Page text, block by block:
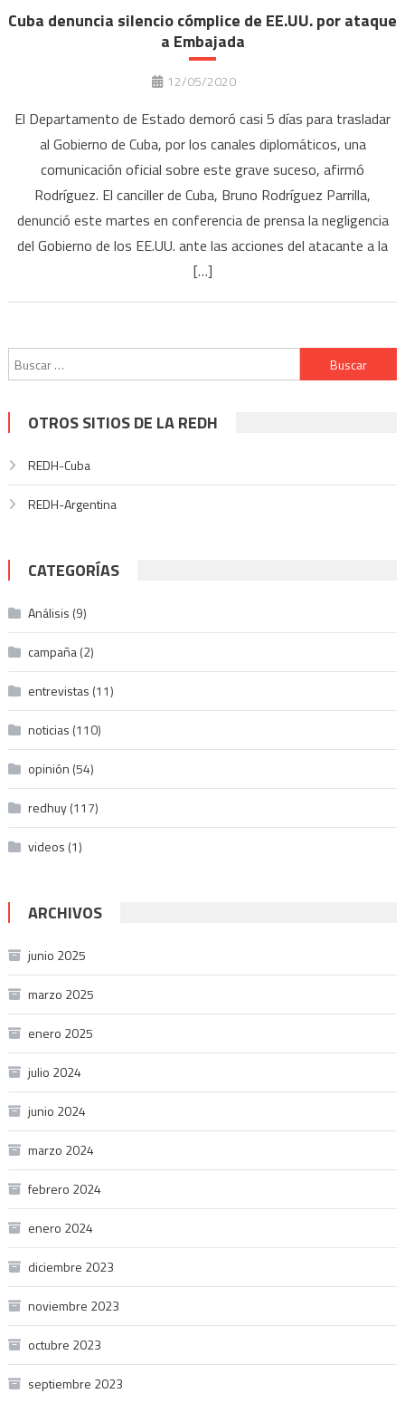
Cuba denuncia silencio cómplice de EE.UU. por ataque
a Embajada
12/05/2020
El Departamento de Estado demoró casi 5 días para trasladar
al Gobierno de Cuba, por los canales diplomáticos, una
comunicación oficial sobre este grave suceso, afirmó
Rodríguez. El canciller de Cuba, Bruno Rodríguez Parrilla,
denunció este martes en conferencia de prensa la negligencia
del Gobierno de los EE.UU. ante las acciones del atacante a la
[…]
Buscar:
OTROS SITIOS DE LA REDH
REDH-Cuba
REDH-Argentina
CATEGORÍAS
Análisis (9)
campaña(2)
entrevistas (11)
noticias (110)
opinión (54)
redhuy(117)
videos (1)
ARCHIVOS
junio 2025
marzo 2025
enero 2025
julio 2024
junio 2024
marzo 2024
febrero 2024
enero 2024
diciembre 2023
noviembre 2023
octubre 2023
septiembre 2023